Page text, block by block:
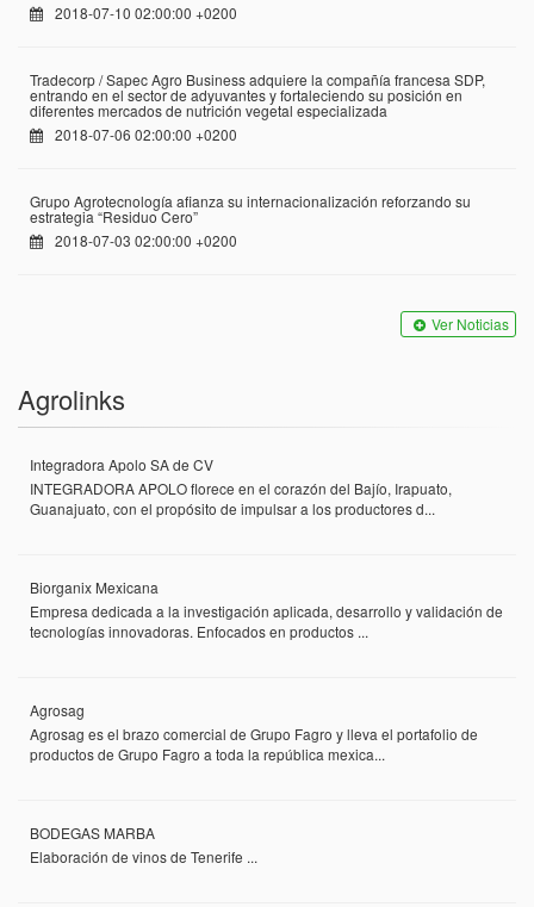
2018-07-10 02:00:00 +0200
Tradecorp / Sapec Agro Business adquiere la compañía francesa SDP,
entrando en el sector de adyuvantes y fortaleciendo su posición en
diferentes mercados de nutrición vegetal especializada
2018-07-06 02:00:00 +0200
Grupo Agrotecnología afianza su internacionalización reforzando su
estrategia “Residuo Cero”
2018-07-03 02:00:00 +0200
Ver Noticias
Agrolinks
Integradora Apolo SA de CV
INTEGRADORA APOLO florece en el corazón del Bajío, Irapuato,
Guanajuato, con el propósito de impulsar a los productores d...
Biorganix Mexicana
Empresa dedicada a la investigación aplicada, desarrollo y validación de
tecnologías innovadoras. Enfocados en productos ...
Agrosag
Agrosag es el brazo comercial de Grupo Fagro y lleva el portafolio de
productos de Grupo Fagro a toda la república mexica...
BODEGAS MARBA
Elaboración de vinos de Tenerife ...